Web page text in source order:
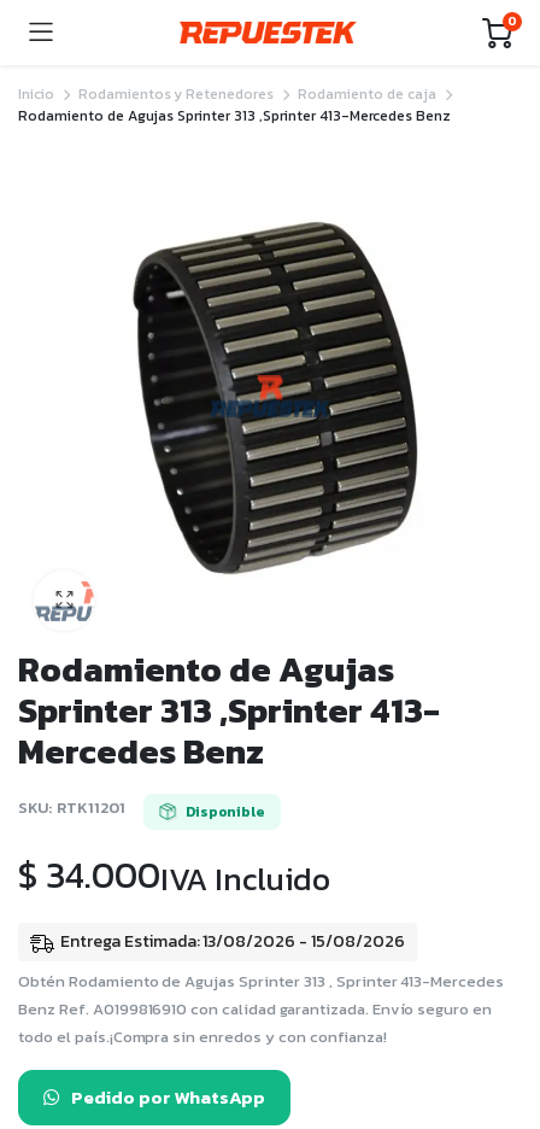
0
Inicio Rodamientos y Retenedores
Rodamiento de caja
Rodamiento de Agujas Sprinter 313 ,Sprinter 413-Mercedes Benz
Rodamiento de Agujas
Sprinter 313 ,Sprinter 413-
Mercedes Benz
SKU: RTK11201 Disponible
$ 34.000IVA Incluido
Entrega Estimada: 13/08/2026 - 15/08/2026
Obtén Rodamiento de Agujas Sprinter 313 , Sprinter 413-Mercedes
Benz Ref. A0199816910 con calidad garantizada. Envío seguro en
todo el país.¡Compra sin enredos y con confianza!
Pedido por WhatsApp